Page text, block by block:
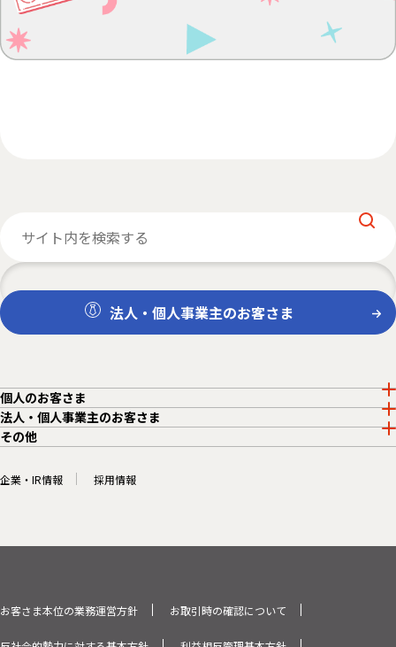
法人・個人事業主のお客さま
個人のお客さま
法人・個人事業主のお客さま
その他
企業・IR情報 採用情報
お客さま本位の業務運営方針 お取引時の確認について